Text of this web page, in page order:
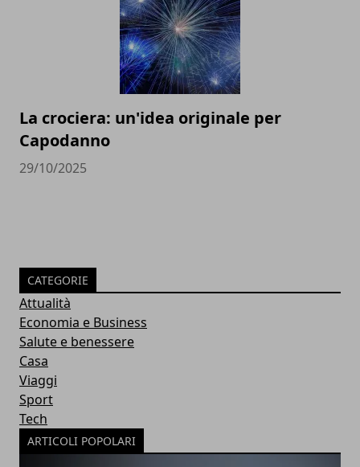
La crociera: un'idea originale per
Capodanno
29/10/2025
CATEGORIE
Attualità
Economia e Business
Salute e benessere
Casa
Viaggi
Sport
Tech
ARTICOLI POPOLARI